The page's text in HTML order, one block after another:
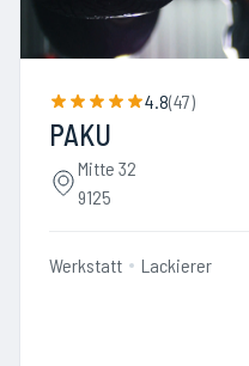
4.8(47)
PAKU
Mitte 32
9125
Werkstatt Lackierer